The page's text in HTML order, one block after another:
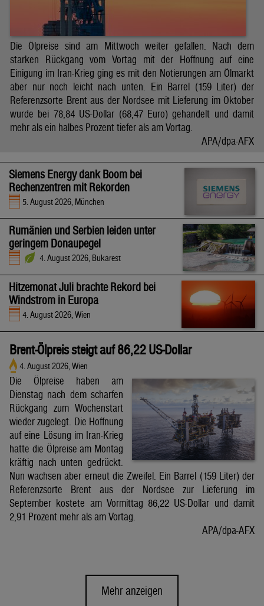
Die Ölpreise sind am Mittwoch weiter gefallen. Nach dem
starken Rückgang vom Vortag mit der Hoffnung auf eine
Einigung im Iran-Krieg ging es mit den Notierungen am Ölmarkt
aber nur noch leicht nach unten. Ein Barrel (159 Liter) der
Referenzsorte Brent aus der Nordsee mit Lieferung im Oktober
wurde bei 78,84 US-Dollar (68,47 Euro) gehandelt und damit
mehr als ein halbes Prozent tiefer als am Vortag.
APA/dpa-AFX
Siemens Energy dank Boom bei
Rechenzentren mit Rekorden
5. August 2026, München
Rumänien und Serbien leiden unter
geringem Donaupegel
4. August 2026, Bukarest
Hitzemonat Juli brachte Rekord bei
Windstrom in Europa
4. August 2026, Wien
Brent-Ölpreis steigt auf 86,22 US-Dollar
4. August 2026, Wien
Die Ölpreise haben am
Dienstag nach dem scharfen
Rückgang zum Wochenstart
wieder zugelegt. Die Hoffnung
auf eine Lösung im Iran-Krieg
hatte die Ölpreise am Montag
kräftig nach unten gedrückt.
Nun wachsen aber erneut die Zweifel. Ein Barrel (159 Liter) der
Referenzsorte Brent aus der Nordsee zur Lieferung im
September kostete am Vormittag 86,22 US-Dollar und damit
2,91 Prozent mehr als am Vortag.
APA/dpa-AFX
Mehr anzeigen